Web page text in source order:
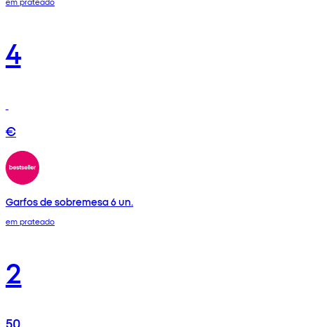
4
€
Garfos de sobremesa 6 un.
em prateado
2
50